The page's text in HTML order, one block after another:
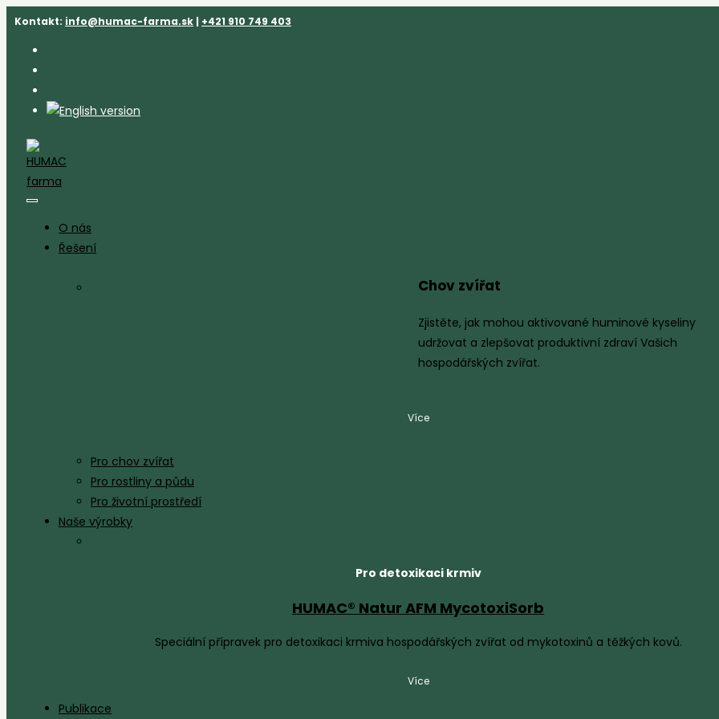
Přejít
obsahu
Kontakt: info@humac-farma.sk | +421 910 749 403
O nás
Řešení
Chov zvířat
Zjistěte, jak mohou aktivované huminové kyseliny
udržovat a zlepšovat produktivní zdraví Vašich
hospodářských zvířat.
Více
Pro chov zvířat
Pro rostliny a půdu
Pro životní prostředí
Naše výrobky
Pro detoxikaci krmiv
HUMAC® Natur AFM MycotoxiSorb
Speciální přípravek pro detoxikaci krmiva hospodářských zvířat od mykotoxinů a těžkých kovů.
Více
Publikace